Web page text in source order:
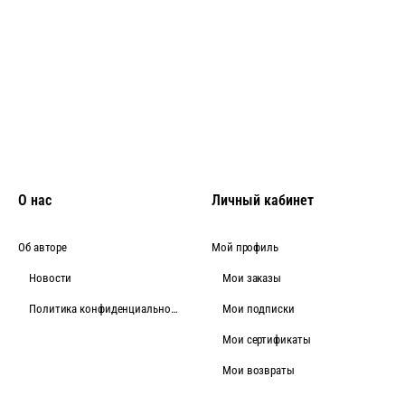
О нас
Об авторе
Новости
Политика конфиденциальности
Личный кабинет
Мой профиль
Мои заказы
Мои подписки
Мои сертификаты
Мои возвраты